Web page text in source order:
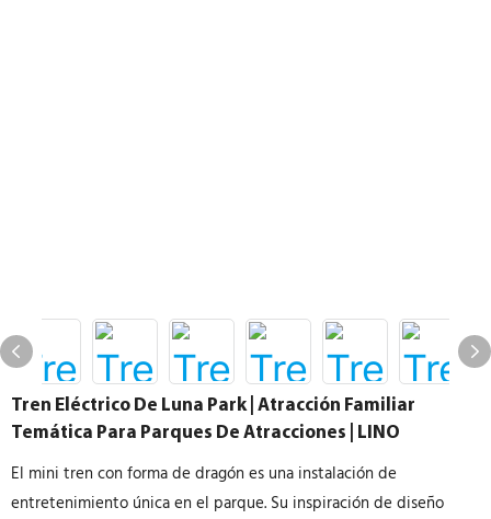
Tren Eléctrico De Luna Park | Atracción Familiar
Temática Para Parques De Atracciones | LINO
El mini tren con forma de dragón es una instalación de
entretenimiento única en el parque. Su inspiración de diseño